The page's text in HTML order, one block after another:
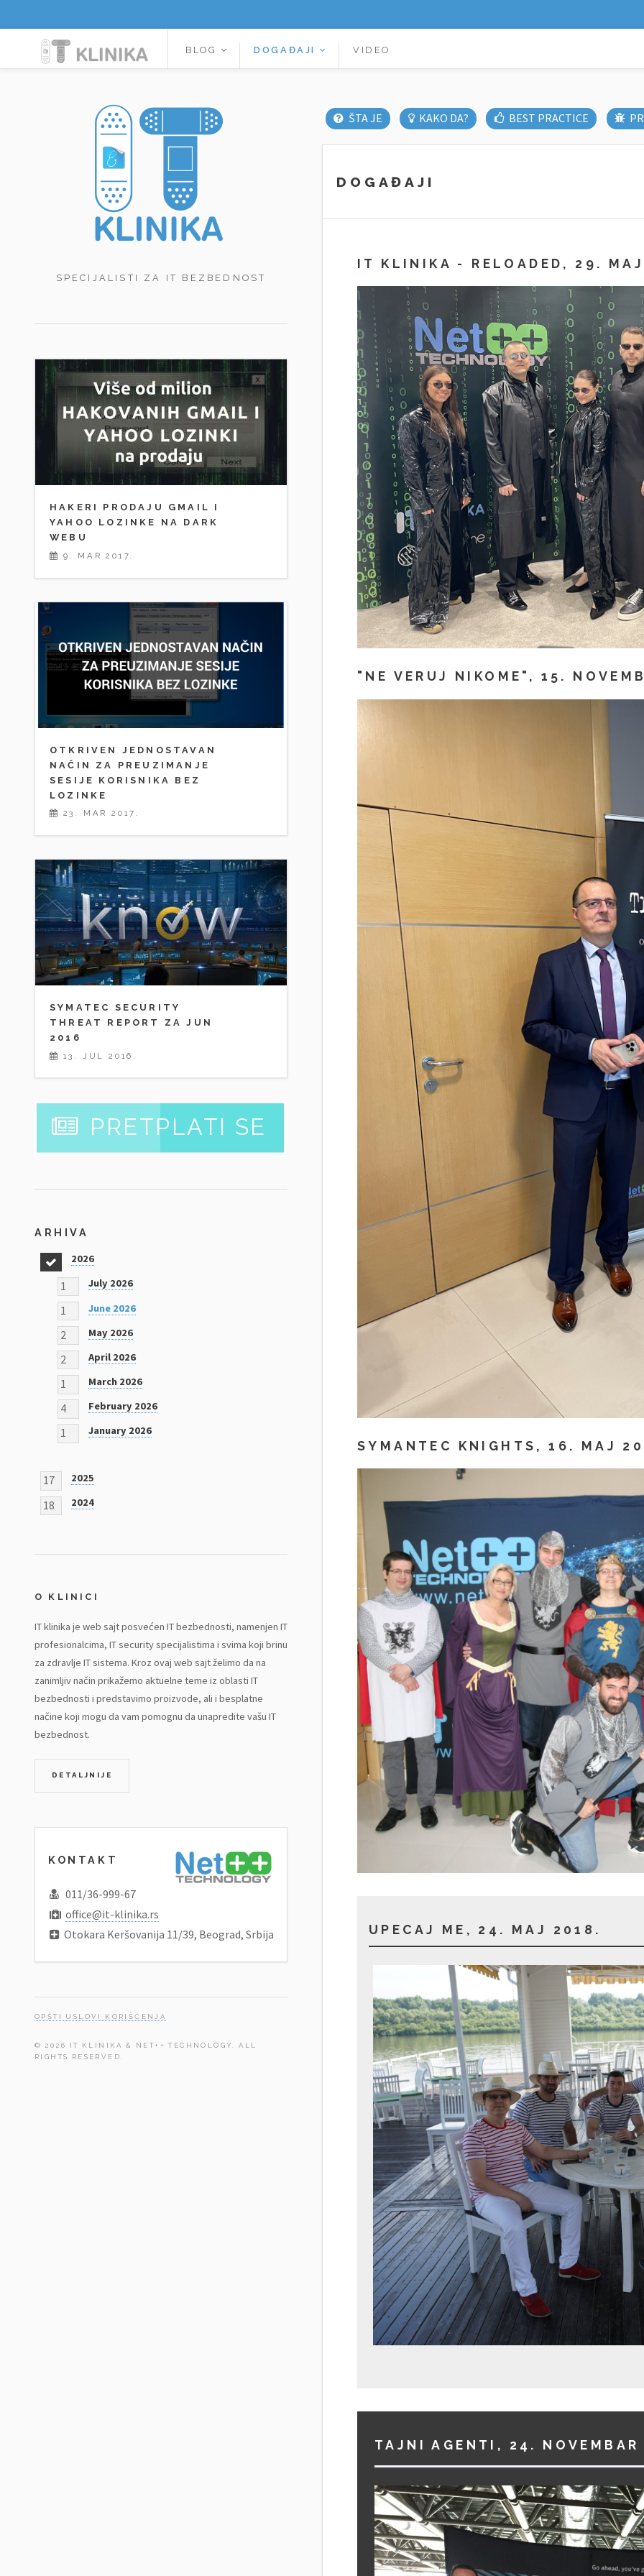
BLOG DOGAĐAJI VIDEO
ŠTA JE KAKO DA? BEST PRACTICE
DOGAĐAJI
IT KLINIKA - RELOADED, 29.
"NE VERUJ NIKOME", 15.
SYMANTEC KNIGHTS, 16. MAJ
UPECAJ ME, 24. MAJ 2018.
TAJNI AGENTI, 24.
SPECIJALISTI ZA IT BEZBEDNOST
HAKERI PRODAJU GMAIL I
YAHOO LOZINKE NA DARK
WEBU
9. MAR 2017.
OTKRIVEN JEDNOSTAVAN
NAČIN ZA PREUZIMANJE
SESIJE KORISNIKA BEZ
LOZINKE
23. MAR 2017.
SYMATEC SECURITY
THREAT REPORT ZA JUN
2016
13. JUL 2016.
PRETPLATI SE
ARHIVA
12 2026
1 July 2026
1 June 2026
2 May 2026
2 April 2026
1 March 2026
4 February 2026
1 January 2026
17 2025
18 2024
O KLINICI
IT klinika je web sajt posvećen IT bezbednosti, namenjen IT
profesionalcima, IT security specijalistima i svima koji brinu
za zdravlje IT sistema. Kroz ovaj web sajt želimo da na
zanimljiv način prikažemo aktuelne teme iz oblasti IT
bezbednosti i predstavimo proizvode, ali i besplatne
načine koji mogu da vam pomognu da unapredite vašu IT
bezbednost.
DETALJNIJE
KONTAKT
011/36-999-67
office@it-klinika.rs
Otokara Keršovanija 11/39, Beograd, Srbija
OPŠTI USLOVI KORIŠĆENJA
© 2026 IT KLINIKA & NET++ TECHNOLOGY. ALL
RIGHTS RESERVED.